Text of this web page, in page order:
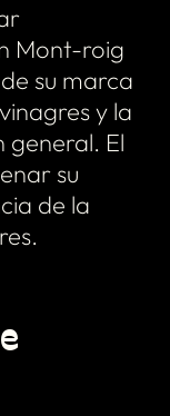
Mont-roig
su marca
y la
El
su
de la